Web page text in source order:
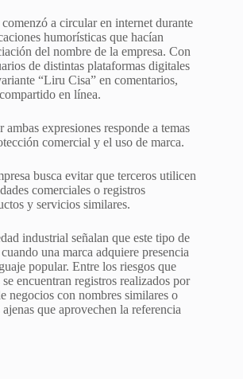
a circular en internet durante
humorísticas que hacían
del nombre de la empresa. Con
de distintas plataformas digitales
“Liru Cisa” en comentarios,
en línea.
expresiones responde a temas
comercial y el uso de marca.
busca evitar que terceros utilicen
comerciales o registros
y servicios similares.
industrial señalan que este tipo de
una marca adquiere presencia
popular. Entre los riesgos que
encuentran registros realizados por
negocios con nombres similares o
que aprovechen la referencia